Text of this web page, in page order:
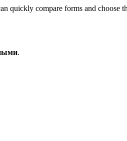
quickly compare forms and choose
.